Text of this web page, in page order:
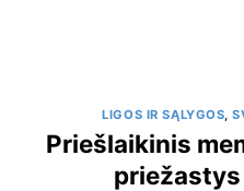
LIGOS IR SĄLYGOS,
Priešlaikinis